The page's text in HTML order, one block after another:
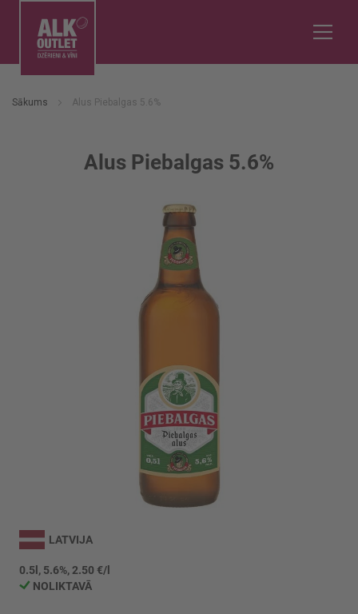
Sākums Alus Piebalgas 5.6%
Alus Piebalgas 5.6%
uz
galerijas
sākumu
LATVIJA
0.5l, 5.6%, 2.50 €/l
NOLIKTAVĀ